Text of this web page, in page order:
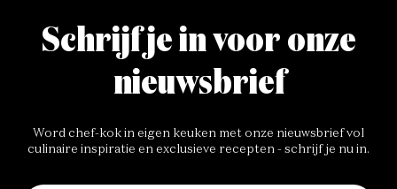
Schrijf je in voor onze
nieuwsbrief
Word chef-kok in eigen keuken met onze nieuwsbrief vol
culinaire inspiratie en exclusieve recepten - schrijf je nu in.